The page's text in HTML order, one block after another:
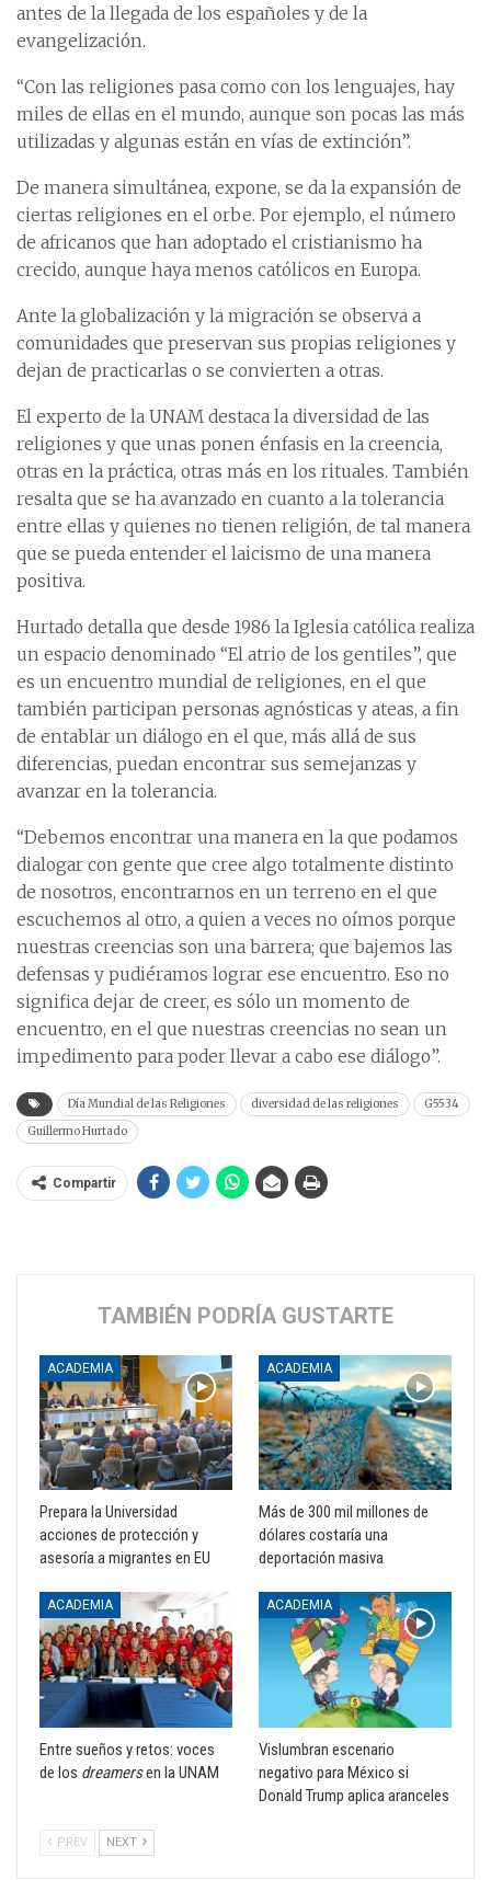
antes de la llegada de los españoles y de la
evangelización.
“Con las religiones pasa como con los lenguajes, hay
miles de ellas en el mundo, aunque son pocas las más
utilizadas y algunas están en vías de extinción”.
De manera simultánea, expone, se da la expansión de
ciertas religiones en el orbe. Por ejemplo, el número
de africanos que han adoptado el cristianismo ha
crecido, aunque haya menos católicos en Europa.
Ante la globalización y la migración se observa a
comunidades que preservan sus propias religiones y
dejan de practicarlas o se convierten a otras.
El experto de la UNAM destaca la diversidad de las
religiones y que unas ponen énfasis en la creencia,
otras en la práctica, otras más en los rituales. También
resalta que se ha avanzado en cuanto a la tolerancia
entre ellas y quienes no tienen religión, de tal manera
que se pueda entender el laicismo de una manera
positiva.
Hurtado detalla que desde 1986 la Iglesia católica realiza
un espacio denominado “El atrio de los gentiles”, que
es un encuentro mundial de religiones, en el que
también participan personas agnósticas y ateas, a fin
de entablar un diálogo en el que, más allá de sus
diferencias, puedan encontrar sus semejanzas y
avanzar en la tolerancia.
“Debemos encontrar una manera en la que podamos
dialogar con gente que cree algo totalmente distinto
de nosotros, encontrarnos en un terreno en el que
escuchemos al otro, a quien a veces no oímos porque
nuestras creencias son una barrera; que bajemos las
defensas y pudiéramos lograr ese encuentro. Eso no
significa dejar de creer, es sólo un momento de
encuentro, en el que nuestras creencias no sean un
impedimento para poder llevar a cabo ese diálogo”.
Día Mundial de las Religiones diversidad de las religiones
G5534
Guillermo Hurtado
Compartir
TAMBIÉN PODRÍA GUSTARTE
ACADEMIA
Prepara la Universidad
acciones de protección y
asesoría a migrantes en EU
ACADEMIA
Más de 300 mil millones de
dólares costaría una
deportación masiva
ACADEMIA
Entre sueños y retos: voces
de los dreamersen la UNAM
ACADEMIA
Vislumbran escenario
negativo para México si
Donald Trump aplica aranceles
PREV NEXT